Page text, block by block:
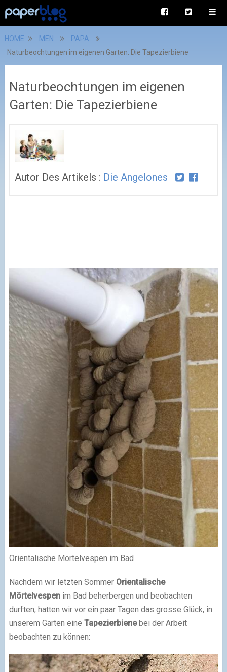
HOME MEN
PAPA
Naturbeochtungen im eigenen Garten: Die Tapezierbiene
Naturbeochtungen im eigenen
Garten: Die Tapezierbiene
Autor Des Artikels : Die Angelones
Orientalische Mörtelvespen im Bad
Nachdem wir letzten Sommer Orientalische
Mörtelvespenim Bad beherbergen und beobachten
durften, hatten wir vor ein paar Tagen das grosse Glück, in
unserem Garten eine Tapezierbienebei der Arbeit
beobachten zu können: